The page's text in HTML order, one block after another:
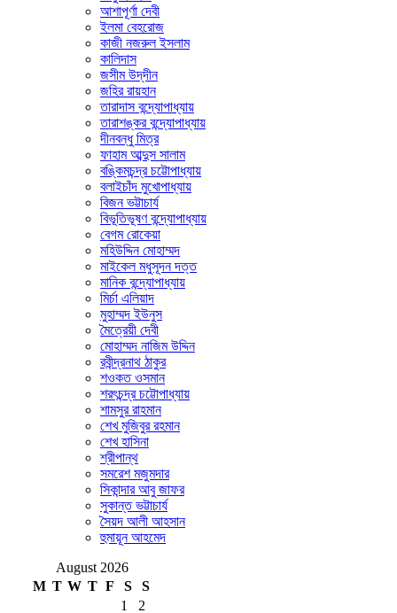
আশাপূর্ণা দেবী
ইলমা বেহরোজ
কাজী নজরুল ইসলাম
কালিদাস
জসীম উদ্‌দীন
জহির রায়হান
তারাদাস বন্দ্যোপাধ্যায়
তারাশঙ্কর বন্দ্যোপাধ্যায়
দীনবন্ধু মিত্র
ফাহাম আব্দুস সালাম
বঙ্কিমচন্দ্র চট্টোপাধ্যায়
বলাইচাঁদ মুখোপাধ্যায়
বিজন ভট্টাচার্য
বিভূতিভূষণ বন্দ্যোপাধ্যায়
বেগম রোকেয়া
মহিউদ্দিন মোহাম্মদ
মাইকেল মধুসূদন দত্ত
মানিক বন্দ্যোপাধ্যায়
মির্চা এলিয়াদ
মুহাম্মদ ইউনুস
মৈত্রেয়ী দেবী
মোহাম্মদ নাজিম উদ্দিন
রবীন্দ্রনাথ ঠাকুর
শওকত ওসমান
শরৎচন্দ্র চট্টোপাধ্যায়
শামসুর রাহমান
শেখ মুজিবুর রহমান
শেখ হাসিনা
শ্রীপান্থ
সমরেশ মজুমদার
সিকান্দার আবু জাফর
সুকান্ত ভট্টাচার্য
সৈয়দ আলী আহসান
হুমায়ূন আহমেদ
August 2026
M T W T F S
S
1
2